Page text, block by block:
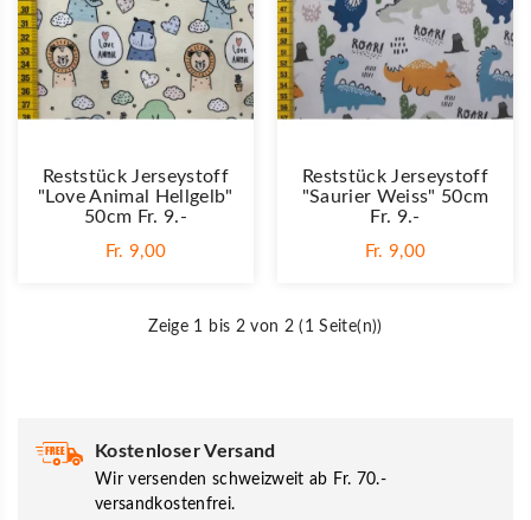
Reststück Jerseystoff
"Love Animal Hellgelb"
50cm Fr. 9.-
Fr. 9,00
Reststück Jerseystoff
"Saurier Weiss" 50cm
Fr. 9.-
Fr. 9,00
Zeige 1 bis 2 von 2 (1 Seite(n))
Kostenloser Versand
Wir versenden schweizweit ab Fr. 70.-
versandkostenfrei.